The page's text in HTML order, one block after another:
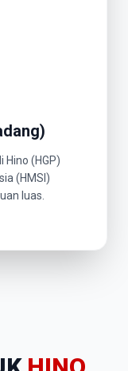
Hino (HGP)
(HMSI)
luas.